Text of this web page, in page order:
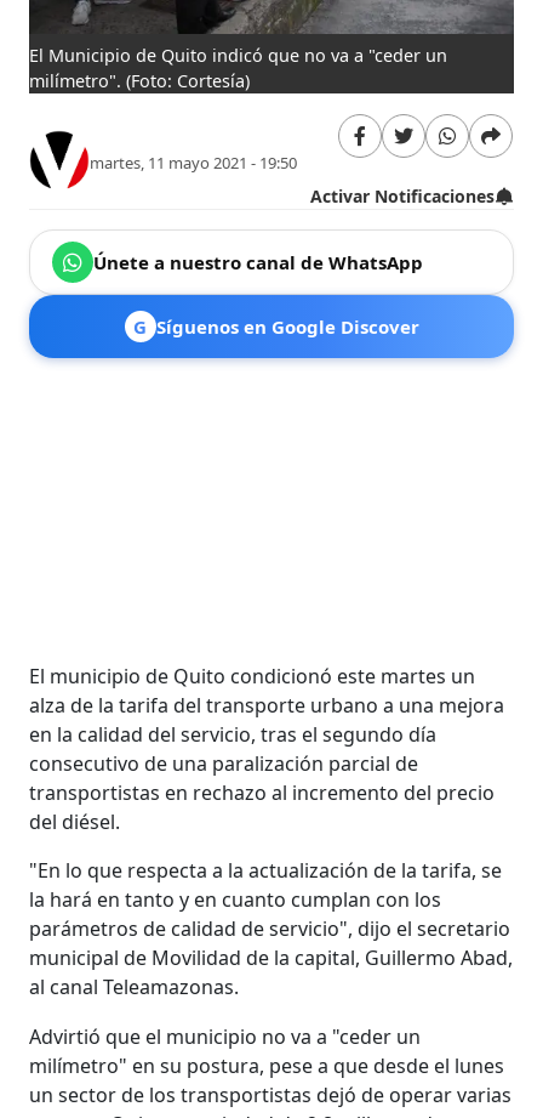
El Municipio de Quito indicó que no va a "ceder un
milímetro". (Foto: Cortesía)
martes, 11 mayo 2021 - 19:50
Activar Notificaciones
Únete a nuestro canal de WhatsApp
G Síguenos en Google Discover
El municipio de Quito condicionó este martes un
alza de la tarifa del transporte urbano a una mejora
en la calidad del servicio, tras el segundo día
consecutivo de una paralización parcial de
transportistas en rechazo al incremento del precio
del diésel.
"En lo que respecta a la actualización de la tarifa, se
la hará en tanto y en cuanto cumplan con los
parámetros de calidad de servicio", dijo el secretario
municipal de Movilidad de la capital, Guillermo Abad,
al canal Teleamazonas.
Advirtió que el municipio no va a "ceder un
milímetro" en su postura, pese a que desde el lunes
un sector de los transportistas dejó de operar varias